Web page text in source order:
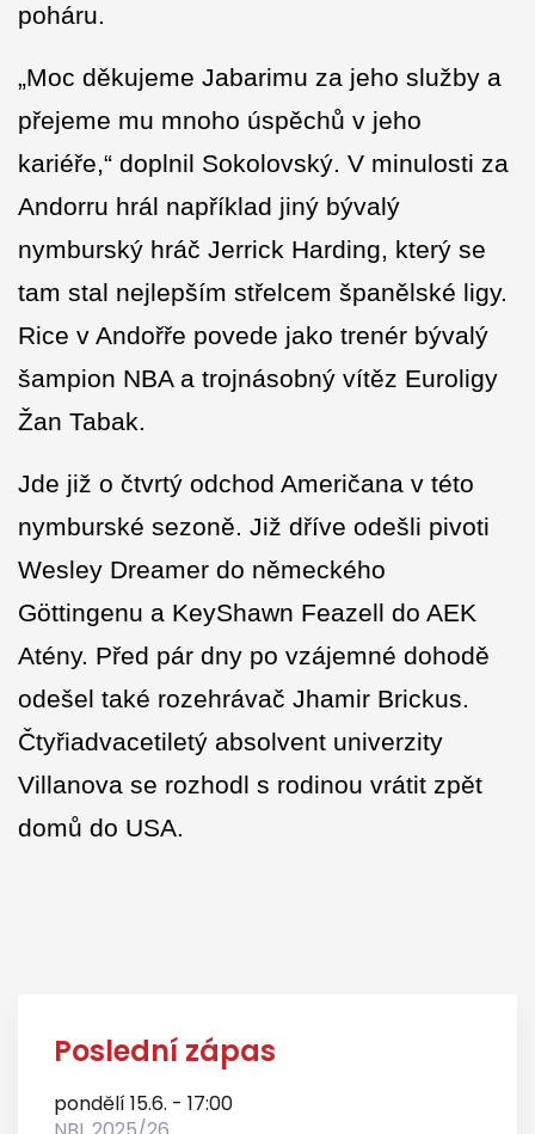
poháru.
„Moc děkujeme Jabarimu za jeho služby a
přejeme mu mnoho úspěchů v jeho
kariéře,“ doplnil Sokolovský. V minulosti za
Andorru hrál například jiný bývalý
nymburský hráč Jerrick Harding, který se
tam stal nejlepším střelcem španělské ligy.
Rice v Andořře povede jako trenér bývalý
šampion NBA a trojnásobný vítěz Euroligy
Žan Tabak.
Jde již o čtvrtý odchod Američana v této
nymburské sezoně. Již dříve odešli pivoti
Wesley Dreamer do německého
Göttingenu a KeyShawn Feazell do AEK
Atény. Před pár dny po vzájemné dohodě
odešel také rozehrávač Jhamir Brickus.
Čtyřiadvacetiletý absolvent univerzity
Villanova se rozhodl s rodinou vrátit zpět
domů do USA.
Poslední zápas
pondělí 15.6. - 17:00